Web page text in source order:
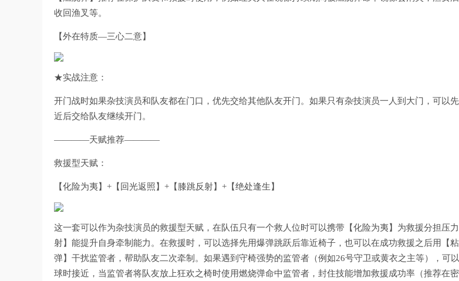
收回渔叉等。
【外在特质—三心二意】
★实战注意：
开门战时如果杂技演员和队友都在门口，优先交给其他队友开门。如果只有杂技演员一人到大门，可以
近后交给队友继续开门。
————天赋推荐————
救援型天赋：
【化险为夷】+【回光返照】+【膝跳反射】+【绝处逢生】
这一套可以作为杂技演员的救援型天赋，在队伍只有一个救人位时可以携带【化险为夷】为救援分担压
射】能提升自身牵制能力。在救援时，可以选择先用爆弹跳跃后靠近椅子，也可以在成功救援之后用【
弹】干扰监管者，帮助队友二次牵制。如果遇到守椅强势的监管者（例如26号守卫或黄衣之主等），可
球时接近，当监管者将队友放上狂欢之椅时使用燃烧弹命中监管者，封住技能增加救援成功率（推荐在